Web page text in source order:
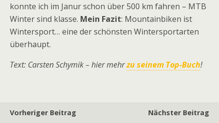
konnte ich im Janur schon über 500 km fahren – MTB
Winter sind klasse. Mein Fazit: Mountainbiken ist
Wintersport… eine der schönsten Wintersportarten
überhaupt.
Text: Carsten Schymik – hier mehrzu seinem Top-Buch!
Vorheriger Beitrag
Nächster Beitrag